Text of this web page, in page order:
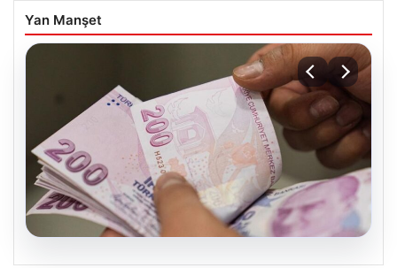
Yan Manşet
05.08.2026